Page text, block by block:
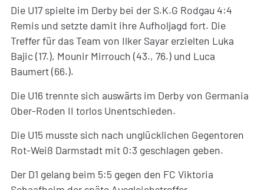
Die U17 spielte im Derby bei der S.K.G Rodgau 4:4
Remis und setzte damit ihre Aufholjagd fort. Die
Treffer für das Team von Ilker Sayar erzielten Luka
Bajic (17.), Mounir Mirrouch (43., 76.) und Luca
Baumert (66.).
Die U16 trennte sich auswärts im Derby von Germania
Ober-Roden II torlos Unentschieden.
Die U15 musste sich nach unglücklichen Gegentoren
Rot-Weiß Darmstadt mit 0:3 geschlagen geben.
Der D1 gelang beim 5:5 gegen den FC Viktoria